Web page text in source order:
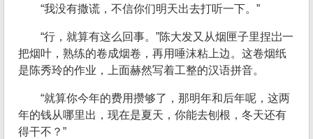
“我没有撒谎，不信你们明天出去打听一下。”
“行，就算有这么回事。”陈大发又从烟匣子里捏岀一
把烟叶，熟练的卷成烟卷，再用唾沫粘上边。这卷烟纸
是陈秀玲的作业，上面赫然写着工整的汉语拼音。
“就算你今年的费用攒够了，那明年和后年呢，这两
年的钱从哪里出，现在是夏天，你能去刨根，冬天还有
得干不？”